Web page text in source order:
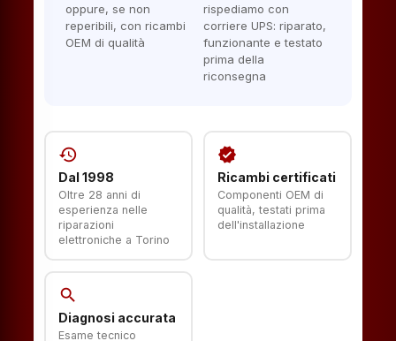
oppure, se non
reperibili, con ricambi
OEM di qualità
rispediamo con
corriere UPS: riparato,
funzionante e testato
prima della
riconsegna
history
Dal 1998
Oltre 28 anni di
esperienza nelle
riparazioni
elettroniche a Torino
verified
Ricambi certificati
Componenti OEM di
qualità, testati prima
dell'installazione
search
Diagnosi accurata
Esame tecnico